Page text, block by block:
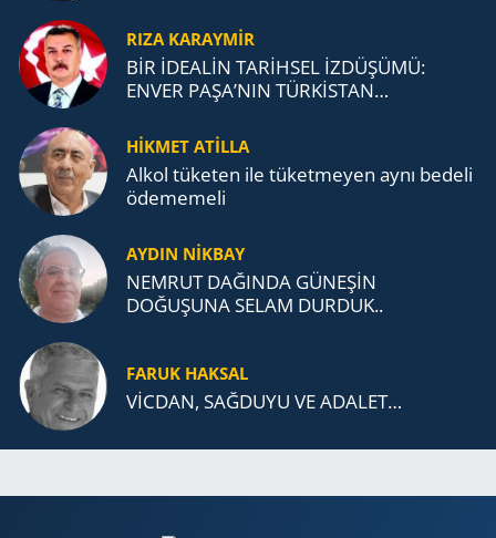
RIZA KARAYMIR
BİR İDEALİN TARİHSEL İZDÜŞÜMÜ:
ENVER PAŞA’NIN TÜRKİSTAN
TEŞKİLATI’NA UZANAN MİRASI
HİKMET ATİLLA
Alkol tü­ke­ten ile tü­ket­me­yen aynı be­de­li
öde­me­me­li
AYDIN NİKBAY
NEMRUT DAĞINDA GÜNEŞİN
DOĞUŞUNA SELAM DURDUK..
FARUK HAKSAL
VİCDAN, SAĞ­DU­YU VE ADA­LET…